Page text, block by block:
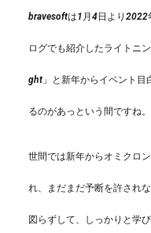
bravesoftは1月4日より2022
ログでも紹介したライトニ
ght」と新年からイベント目
るのがあっという間ですね。
世間では新年からオミクロ
れ、まだまだ予断を許され
図らずして、しっかりと学び